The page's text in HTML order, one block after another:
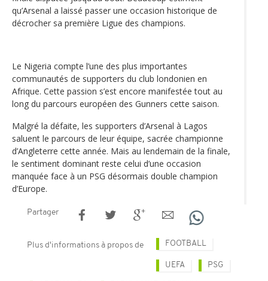
qu’Arsenal a laissé passer une occasion historique de
décrocher sa première Ligue des champions.
Le Nigeria compte l’une des plus importantes
communautés de supporters du club londonien en
Afrique. Cette passion s’est encore manifestée tout au
long du parcours européen des Gunners cette saison.
Malgré la défaite, les supporters d’Arsenal à Lagos
saluent le parcours de leur équipe, sacrée championne
d’Angleterre cette année. Mais au lendemain de la finale,
le sentiment dominant reste celui d’une occasion
manquée face à un PSG désormais double champion
d’Europe.
Partager
Plus d'informations à propos de FOOTBALL
UEFA PSG